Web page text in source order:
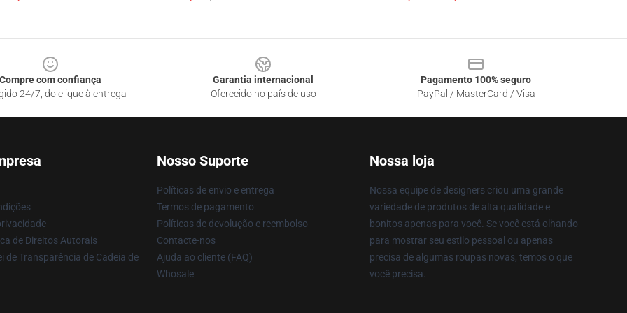
Compre com confiança
24/7, do clique à entrega
Garantia internacional
Oferecido no país de uso
Pagamento 100% seguro
PayPal / MasterCard / Visa
de Direitos Autorais
de Transparência de Cadeia de
Nosso Suporte
Políticas de envio e entrega
Termos de pagamento
Políticas de devolução e reembolso
Contacte-nos
Ajuda ao cliente (FAQ)
Whosale
Nossa loja
Nossa equipe de designers criou uma grande
variedade de produtos de alta qualidade e
bonitos apenas para você. Se você está olhando
para mostrar seu estilo pessoal ou apenas
precisa de algumas roupas novas, temos o que
você precisa.